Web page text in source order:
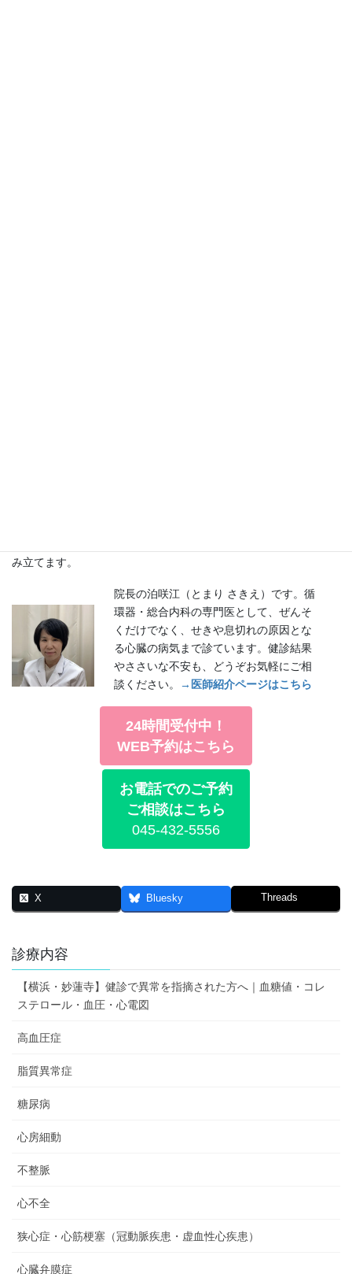
み立てます。
院長の泊咲江（とまり さきえ）です。循
環器・総合内科の専門医として、ぜんそ
くだけでなく、せきや息切れの原因とな
る心臓の病気まで診ています。健診結果
やささいな不安も、どうぞお気軽にご相
談ください。
→医師紹介ページはこちら
24時間受付中！
WEB予約はこちら
お電話でのご予約
ご相談はこちら
045-432-5556
X Bluesky Threads
診療内容
【横浜・妙蓮寺】健診で異常を指摘された方へ｜血糖値・コレ
ステロール・血圧・心電図
高血圧症
脂質異常症
糖尿病
心房細動
不整脈
心不全
狭心症・心筋梗塞（冠動脈疾患・虚血性心疾患）
心臓弁膜症